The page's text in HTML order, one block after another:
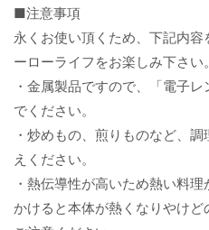
■注意事項
永くお使い頂くため、下記内
ーローライフをお楽しみ下さい。
・金属製品ですので、「電子
でください。
・炒めもの、煎りものなど、
えください。
・熱伝導性が高いため熱い料
かけると本体が熱くなりやけ